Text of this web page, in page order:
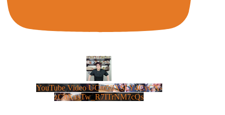
YouTube Video UCm5llXSLY4CyCX-
zC8XosTw_R7ITrNM7cQs